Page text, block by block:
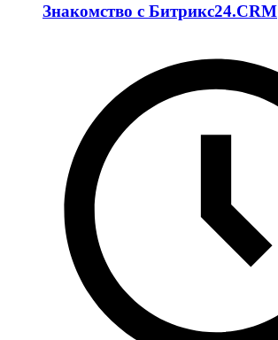
Знакомство c Битрикс24.CRM